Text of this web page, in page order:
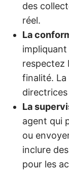
des
réel.
La
respectez
finalité. La
La
agent qui
ou
inclure
pour les